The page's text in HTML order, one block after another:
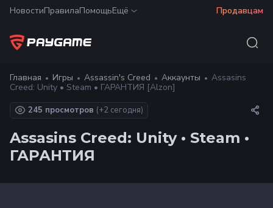
НовостиПравилаПомощьЕщё Продавцам
Главная Игры Assassin's Creed Аккаунты
Assasins
Creed: Unity • Steam • ГАРАНТИЯ [Alzon]
245 просмотров (+2 сегодня)
Assasins Creed: Unity • Steam •
ГАРАНТИЯ